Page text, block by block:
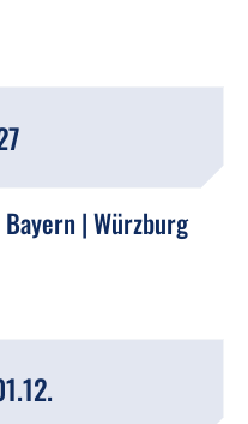
| Würzburg